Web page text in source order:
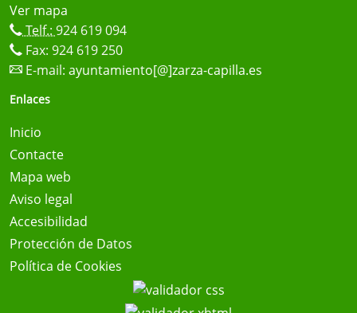
Ver mapa
Telf.: 924 619 094
Fax: 924 619 250
E-mail: ayuntamiento[@]zarza-capilla.es
Enlaces
Inicio
Contacte
Mapa web
Aviso legal
Accesibilidad
Protección de Datos
Política de Cookies